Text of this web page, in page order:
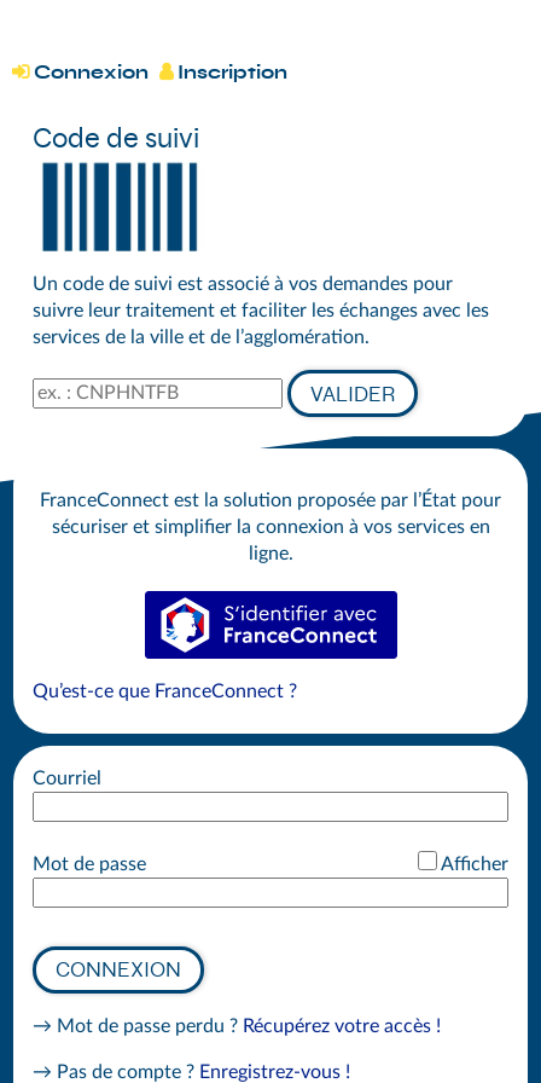
 Connexion  Inscription
Code de suivi
Un code de suivi est associé à vos demandes pour
suivre leur traitement et faciliter les échanges avec les
services de la ville et de l’agglomération.
Code de suivi VALIDER
FranceConnect est la solution proposée par l’État pour
sécuriser et simplifier la connexion à vos services en
ligne.
S’identifier avec FranceConnect
Qu’est-ce que FranceConnect ?
Courriel
Mot de passe Afficher
CONNEXION
→ Mot de passe perdu ? Récupérez votre accès !
→ Pas de compte ? Enregistrez-vous !